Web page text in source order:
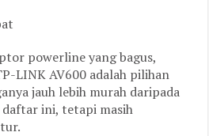
powerline yang bagus,
LINK AV600 adalah pilihan
jauh lebih murah daripada
ini, tetapi masih